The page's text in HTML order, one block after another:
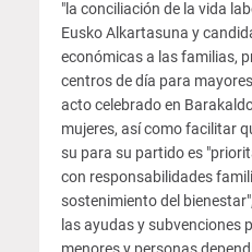
"la conciliación de la vida
Eusko Alkartasuna y
económicas a las familias,
centros de día para
acto celebrado en
mujeres, así como facilitar
su para su partido es
con responsabilidades
sostenimiento del
las ayudas y subvenciones